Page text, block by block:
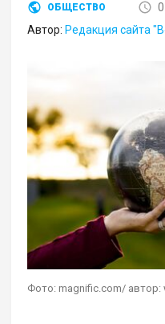
ОБЩЕСТВО
Автор: Редакция сайта
Фото: magnific.com/ автор: